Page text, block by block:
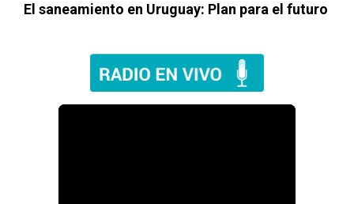
El saneamiento en Uruguay: Plan para el futuro